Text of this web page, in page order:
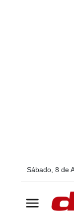
Sábado, 8 de